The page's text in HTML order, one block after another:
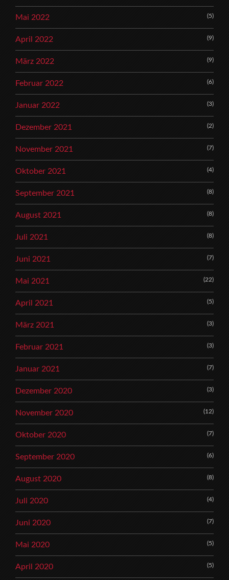
Mai 2022 (5)
April 2022 (9)
März 2022 (9)
Februar 2022 (6)
Januar 2022 (3)
Dezember 2021 (2)
November 2021 (7)
Oktober 2021 (4)
September 2021 (8)
August 2021 (8)
Juli 2021 (8)
Juni 2021 (7)
Mai 2021 (22)
April 2021 (5)
März 2021 (3)
Februar 2021 (3)
Januar 2021 (7)
Dezember 2020 (3)
November 2020 (12)
Oktober 2020 (7)
September 2020 (6)
August 2020 (8)
Juli 2020 (4)
Juni 2020 (7)
Mai 2020 (5)
April 2020 (5)